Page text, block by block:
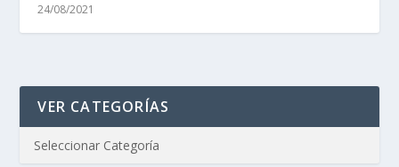
24/08/2021
VER CATEGORÍAS